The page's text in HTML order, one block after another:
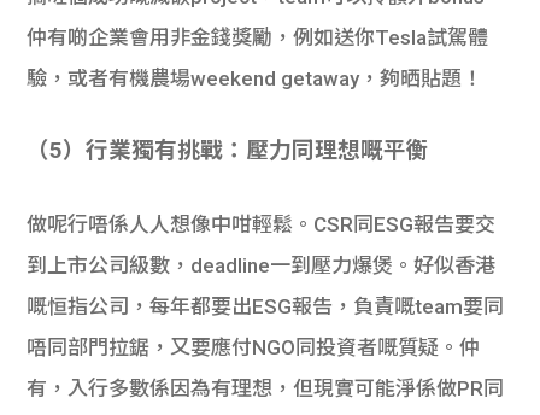
仲有啲企業會用非金錢獎勵，例如送你Tesla試駕體
驗，或者有機農場weekend getaway，夠晒貼題！
（5）行業獨有挑戰：壓力同理想嘅平衡
做呢行唔係人人想像中咁輕鬆。CSR同ESG報告要交
到上市公司級數，deadline一到壓力爆煲。好似香港
嘅恒指公司，每年都要出ESG報告，負責嘅team要同
唔同部門拉鋸，又要應付NGO同投資者嘅質疑。仲
有，入行多數係因為有理想，但現實可能淨係做PR同